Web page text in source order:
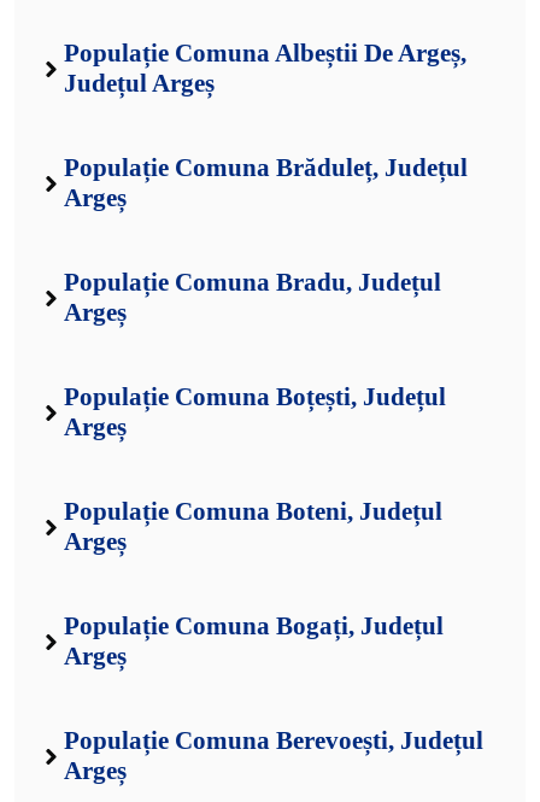
Populație Comuna Albeștii De Argeș,
Județul Argeș
Populație Comuna Brăduleț, Județul
Argeș
Populație Comuna Bradu, Județul
Argeș
Populație Comuna Boțești, Județul
Argeș
Populație Comuna Boteni, Județul
Argeș
Populație Comuna Bogați, Județul
Argeș
Populație Comuna Berevoești, Județul
Argeș